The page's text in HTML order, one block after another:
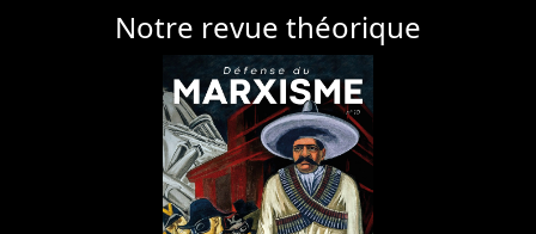
Notre revue théorique